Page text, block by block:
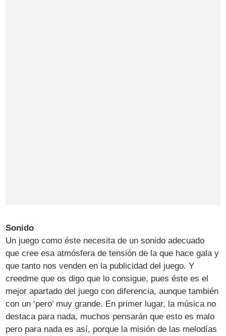
Sonido
Un juego como éste necesita de un sonido adecuado
que cree esa atmósfera de tensión de la que hace gala y
que tanto nos venden en la publicidad del juego. Y
creedme que os digo que lo consigue, pues éste es el
mejor apartado del juego con diferencia, aunque también
con un ‘pero’ muy grande. En primer lugar, la música no
destaca para nada, muchos pensarán que esto es malo
pero para nada es así, porque la misión de las melodías